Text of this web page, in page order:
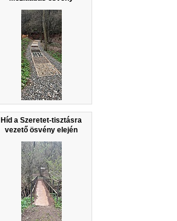
Híd a Szeretet-tisztásra
vezető ösvény elején